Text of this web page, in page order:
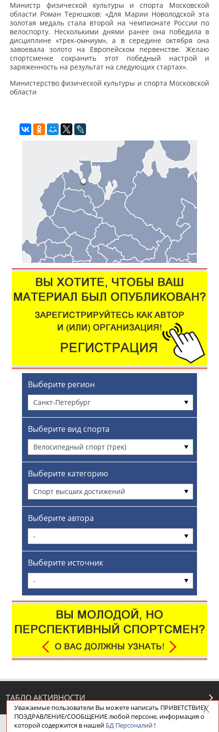
Министр физической культуры и спорта Московской
области Роман Терюшков: «Для Марии Новолодской эта
золотая медаль стала второй на чемпионате России по
велоспорту. Несколькими днями ранее она победила в
дисциплине «трек-омниум», а в середине октября она
завоевала золото на Европейском первенстве. Желаю
спортсменке сохранить этот победный настрой и
заряженность на результат на следующих стартах».
Министерство физической культуры и спорта Московской
области
Выберите регион
Санкт-Петербург
Выберите вид спорта
Велосипедный спорт (трек)
Выберите категорию
Спорт высших достижений
Выберите автора
-
Выберите источник
-
ТАБЛО АКТИВНОСТИ
Уважаемые пользователи Вы можете написать ПРИВЕТСТВИЕ/
ПОЗДРАВЛЕНИЕ/СООБЩЕНИЕ любой персоне, информация о
которой содержится в нашей БД Персоналий!